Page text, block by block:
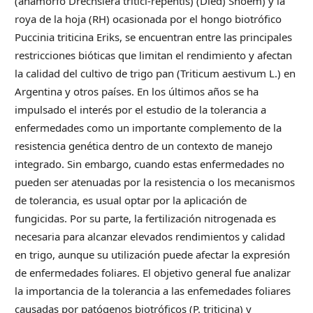
roya de la hoja (RH) ocasionada por el hongo biotrófico
Puccinia triticina Eriks, se encuentran entre las principales
restricciones bióticas que limitan el rendimiento y afectan
la calidad del cultivo de trigo pan (Triticum aestivum L.) en
Argentina y otros países. En los últimos años se ha
impulsado el interés por el estudio de la tolerancia a
enfermedades como un importante complemento de la
resistencia genética dentro de un contexto de manejo
integrado. Sin embargo, cuando estas enfermedades no
pueden ser atenuadas por la resistencia o los mecanismos
de tolerancia, es usual optar por la aplicación de
fungicidas. Por su parte, la fertilización nitrogenada es
necesaria para alcanzar elevados rendimientos y calidad
en trigo, aunque su utilización puede afectar la expresión
de enfermedades foliares. El objetivo general fue analizar
la importancia de la tolerancia a las enfemedades foliares
causadas por patógenos biotróficos (P. triticina) y